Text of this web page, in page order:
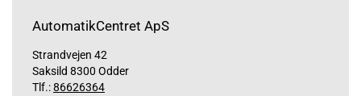
AutomatikCentret ApS
Strandvejen 42
Saksild 8300 Odder
Tlf.:86626364